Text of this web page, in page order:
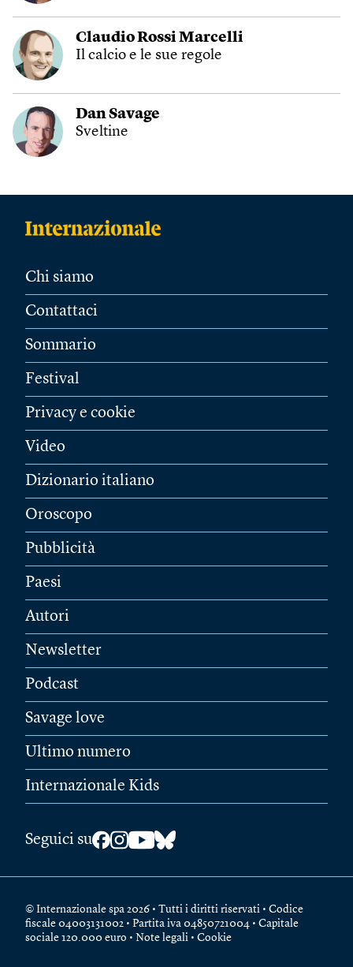
Claudio Rossi Marcelli
Il calcio e le sue regole
Dan Savage
Sveltine
Chi siamo
Contattaci
Sommario
Festival
Privacy e cookie
Video
Dizionario italiano
Oroscopo
Pubblicità
Paesi
Autori
Newsletter
Podcast
Savage love
Ultimo numero
Internazionale Kids
Seguici su
© Internazionale spa 2026 • Tutti i diritti riservati • Codice
fiscale 04003131002 • Partita iva 04850721004 • Capitale
sociale 120.000 euro • Note legali • Cookie